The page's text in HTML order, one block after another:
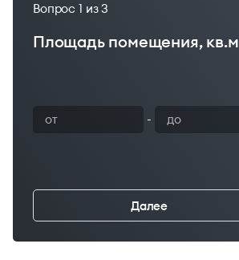
Вопрос 1 из 3
Площадь помещения, кв.м
-
Далее